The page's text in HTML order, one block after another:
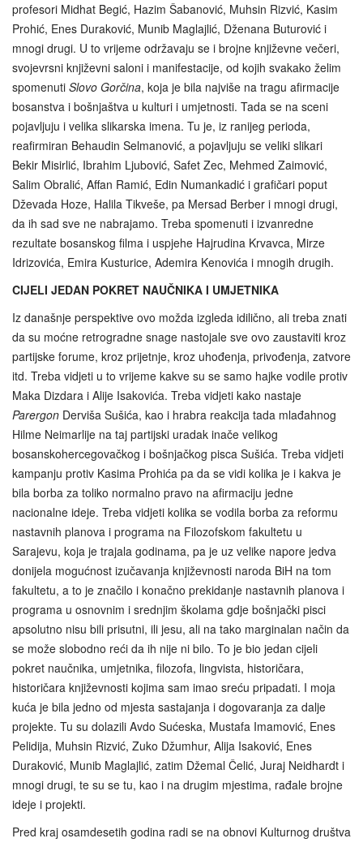
profesori Midhat Begić, Hazim Šabanović, Muhsin Rizvić, Kasim
Prohić, Enes Duraković, Munib Maglajlić, Dženana Buturović i
mnogi drugi. U to vrijeme održavaju se i brojne književne večeri,
svojevrsni književni saloni i manifestacije, od kojih svakako želim
spomenuti Slovo Gorčina, koja je bila najviše na tragu afirmacije
bosanstva i bošnjaštva u kulturi i umjetnosti. Tada se na sceni
pojavljuju i velika slikarska imena. Tu je, iz ranijeg perioda,
reafirmiran Behaudin Selmanović, a pojavljuju se veliki slikari
Bekir Misirlić, Ibrahim Ljubović, Safet Zec, Mehmed Zaimović,
Salim Obralić, Affan Ramić, Edin Numankadić i grafičari poput
Dževada Hoze, Halila Tikveše, pa Mersad Berber i mnogi drugi,
da ih sad sve ne nabrajamo. Treba spomenuti i izvanredne
rezultate bosanskog filma i uspjehe Hajrudina Krvavca, Mirze
Idrizovića, Emira Kusturice, Ademira Kenovića i mnogih drugih.
CIJELI JEDAN POKRET NAUČNIKA I UMJETNIKA
Iz današnje perspektive ovo možda izgleda idilično, ali treba znati
da su moćne retrogradne snage nastojale sve ovo zaustaviti kroz
partijske forume, kroz prijetnje, kroz uhođenja, privođenja, zatvore
itd. Treba vidjeti u to vrijeme kakve su se samo hajke vodile protiv
Maka Dizdara i Alije Isakovića. Treba vidjeti kako nastaje
Parergon Derviša Sušića, kao i hrabra reakcija tada mlađahnog
Hilme Neimarlije na taj partijski uradak inače velikog
bosanskohercegovačkog i bošnjačkog pisca Sušića. Treba vidjeti
kampanju protiv Kasima Prohića pa da se vidi kolika je i kakva je
bila borba za toliko normalno pravo na afirmaciju jedne
nacionalne ideje. Treba vidjeti kolika se vodila borba za reformu
nastavnih planova i programa na Filozofskom fakultetu u
Sarajevu, koja je trajala godinama, pa je uz velike napore jedva
donijela mogućnost izučavanja književnosti naroda BiH na tom
fakultetu, a to je značilo i konačno prekidanje nastavnih planova i
programa u osnovnim i srednjim školama gdje bošnjački pisci
apsolutno nisu bili prisutni, ili jesu, ali na tako marginalan način da
se može slobodno reći da ih nije ni bilo. To je bio jedan cijeli
pokret naučnika, umjetnika, filozofa, lingvista, historičara,
historičara književnosti kojima sam imao sreću pripadati. I moja
kuća je bila jedno od mjesta sastajanja i dogovaranja za dalje
projekte. Tu su dolazili Avdo Sućeska, Mustafa Imamović, Enes
Pelidija, Muhsin Rizvić, Zuko Džumhur, Alija Isaković, Enes
Duraković, Munib Maglajlić, zatim Džemal Čelić, Juraj Neidhardt i
mnogi drugi, te su se tu, kao i na drugim mjestima, rađale brojne
ideje i projekti.
Pred kraj osamdesetih godina radi se na obnovi Kulturnog društva